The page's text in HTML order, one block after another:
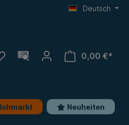
Deutsch
0,00 €*
Neuheiten